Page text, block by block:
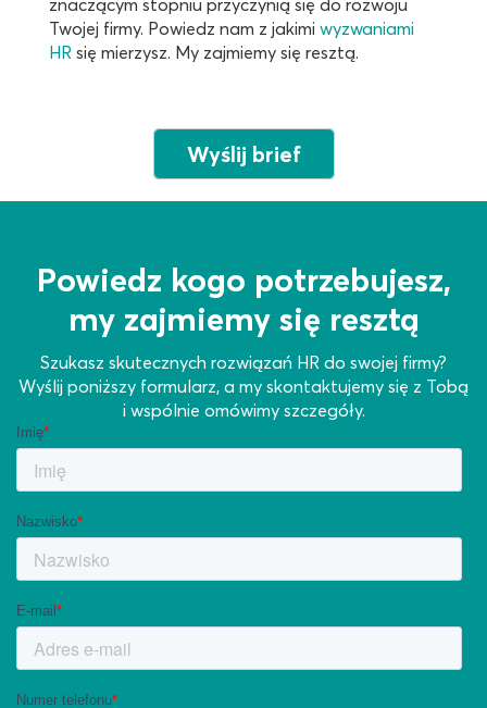
znaczącym stopniu przyczynią się do rozwoju
Twojej firmy. Powiedz nam z jakimi wyzwaniami
HR się mierzysz. My zajmiemy się resztą.
Wyślij brief
Powiedz kogo potrzebujesz,
my zajmiemy się resztą
Szukasz skutecznych rozwiązań HR do swojej firmy?
Wyślij poniższy formularz, a my skontaktujemy się z Tobą
i wspólnie omówimy szczegóły.